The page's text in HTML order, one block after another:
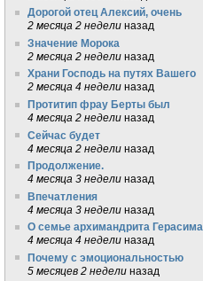
Дорогой отец Алексий, очень
2 месяца 2 недели назад
Значение Морока
2 месяца 2 недели назад
Храни Господь на путях Вашего
2 месяца 4 недели назад
Протитип фрау Берты был
4 месяца 2 недели назад
Сейчас будет
4 месяца 2 недели назад
Продолжение.
4 месяца 3 недели назад
Впечатления
4 месяца 3 недели назад
О семье архимандрита Герасима
4 месяца 4 недели назад
Почему с эмоциональностью
5 месяцев 2 недели назад